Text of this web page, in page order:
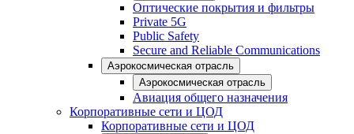
Оптические покрытия и фильтры
Private 5G
Public Safety
Secure and Reliable Communications
Аэрокосмическая отрасль
Аэрокосмическая отрасль
Авиация общего назначения
Корпоративные сети и ЦОД
Корпоративные сети и ЦОД